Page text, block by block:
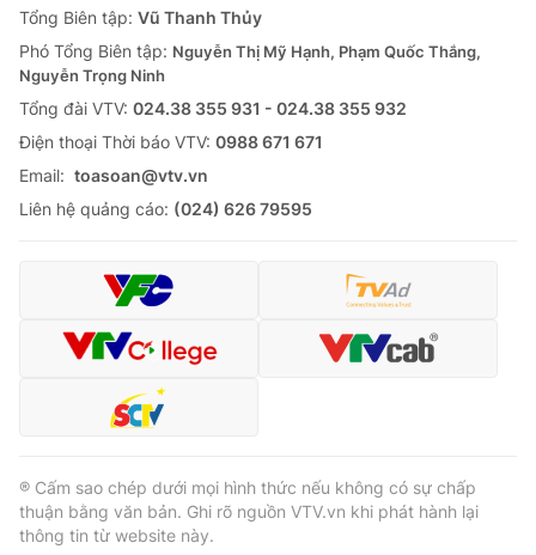
Tổng Biên tập: Vũ Thanh Thủy
Phó Tổng Biên tập: Nguyễn Thị Mỹ Hạnh, Phạm Quốc Thắng,
Nguyễn Trọng Ninh
Tổng đài VTV: 024.38 355 931 - 024.38 355 932
Ðiện thoại Thời báo VTV: 0988 671 671
Email: toasoan@vtv.vn
Liên hệ quảng cáo: (024) 626 79595
® Cấm sao chép dưới mọi hình thức nếu không có sự chấp
thuận bằng văn bản. Ghi rõ nguồn VTV.vn khi phát hành lại
thông tin từ website này.